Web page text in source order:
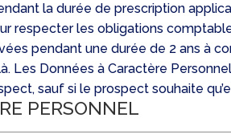
la durée de prescription
respecter les obligations
pendant une durée de 2 ans à
Les Données à Caractère
sauf si le prospect souhaite
PERSONNEL